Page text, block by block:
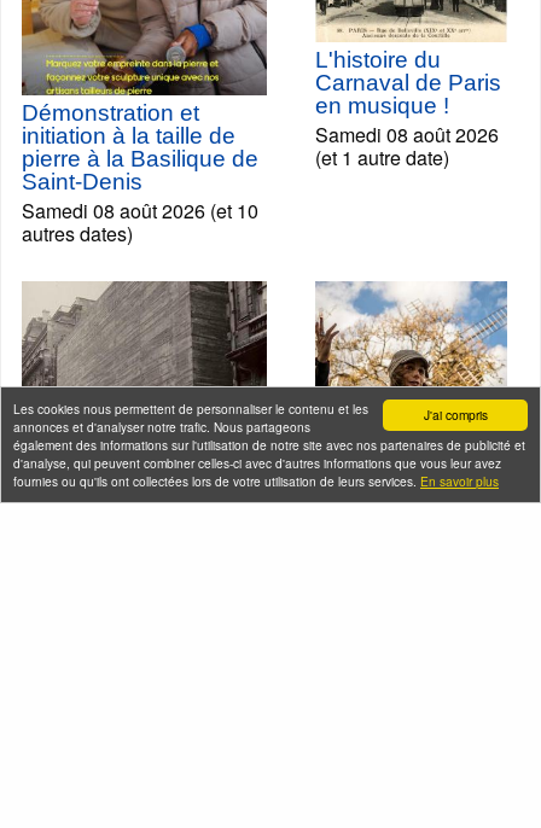
J'ai compris
Les cookies nous permettent de personnaliser le contenu et les
annonces et d'analyser notre trafic. Nous partageons
également des informations sur l'utilisation de notre site avec nos partenaires de publicité et
d'analyse, qui peuvent combiner celles-ci avec d'autres informations que vous leur avez
fournies ou qu'ils ont collectées lors de votre utilisation de leurs services. En savoir plus
Démonstration et
initiation à la taille de
pierre à la Basilique de
Saint-Denis
Samedi 08 août 2026 (et 10
autres dates)
L'histoire du
Carnaval de Paris
en musique !
Samedi 08 août 2026
(et 1 autre date)
Montmartre en